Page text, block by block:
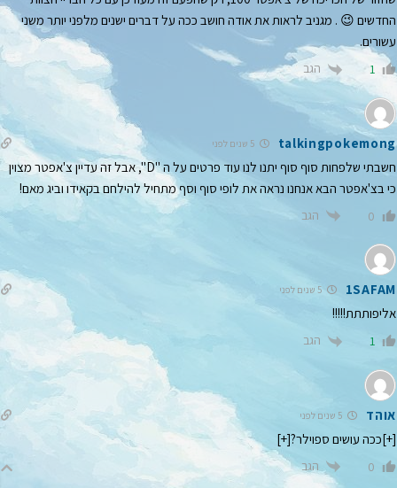
החדשים 😉 . מגניב לראות את אודה חושב ככה על דברים ישנים מלפני יותר משני
עשורים.
1 הגב
talkingpokemong 5 שנים לפני
חשבתי שלפחות סוף סוף יתנו לנו עוד פרטים על ה "D", אבל זה עדיין צ'אפטר מצוין
כי בצ'אפטר הבא אנחנו נראה את לופי סוף וסף מתחיל להילחם בקאידו וביג מאם!
0 הגב
1SAFAM 5 שנים לפני
אליפותתת!!!!!
1 הגב
אוהד
[+]ככה עושים ספוילר?[+]
0 הגב